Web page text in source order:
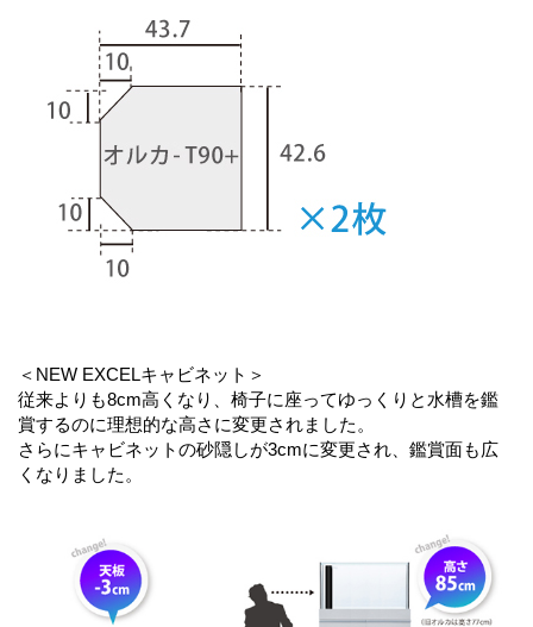
＜NEW EXCELキャビネット＞
従来よりも8cm高くなり、椅子に座ってゆっくりと水槽を鑑
賞するのに理想的な高さに変更されました。
さらにキャビネットの砂隠しが3cmに変更され、鑑賞面も広
くなりました。